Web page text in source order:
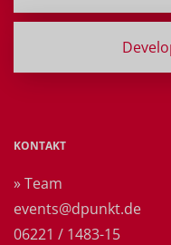
KONTAKT
» Team
events@dpunkt.de
06221 / 1483-15